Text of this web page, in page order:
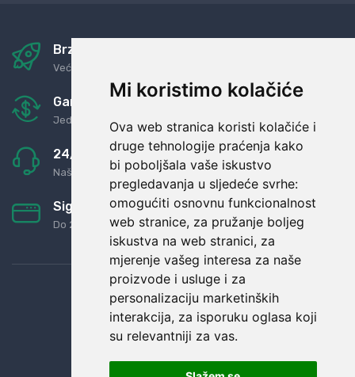
Mi koristimo kolačiće
Ova web stranica koristi kolačiće i
druge tehnologije praćenja kako
bi poboljšala vaše iskustvo
pregledavanja u sljedeće svrhe:
omogućiti osnovnu funkcionalnost
web stranice, za pružanje boljeg
iskustva na web stranici, za
mjerenje vašeg interesa za naše
proizvode i usluge i za
personalizaciju marketinških
interakcija, za isporuku oglasa koji
su relevantniji za vas.
Brza i sigurna dostava
Već za nekoliko dana kod vas
Garancija u povrat novaca
Jednostavno pravilo: Roba za novac
24/7 odlična podrška
Naši agenti uvijek na raspolaganju
Sigurno obročno plaćanje
Do 24 rata bez kamata